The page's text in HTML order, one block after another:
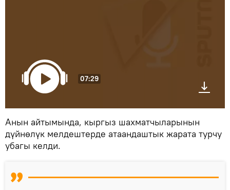
07:29
Анын айтымында, кыргыз шахматчыларынын
дүйнөлүк мелдештерде атаандаштык жарата турчу
убагы келди.